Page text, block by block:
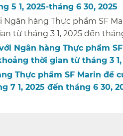
5 1, 2025-tháng 6 30, 2025​​
Ngân hàng Thực phẩm SF
từ tháng 3 1, 2025 đến
Ngân hàng Thực phẩm
thời gian từ tháng 3 1,
Thực phẩm SF Marin để
1, 2025 đến tháng 6 30,